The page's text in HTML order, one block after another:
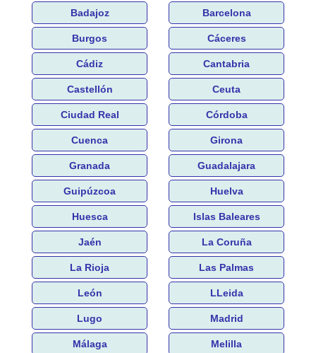
Badajoz Barcelona
Burgos Cáceres
Cádiz Cantabria
Castellón Ceuta
Ciudad Real Córdoba
Cuenca Girona
Granada Guadalajara
Guipúzcoa Huelva
Huesca Islas Baleares
Jaén La Coruña
La Rioja Las Palmas
León LLeida
Lugo Madrid
Málaga Melilla